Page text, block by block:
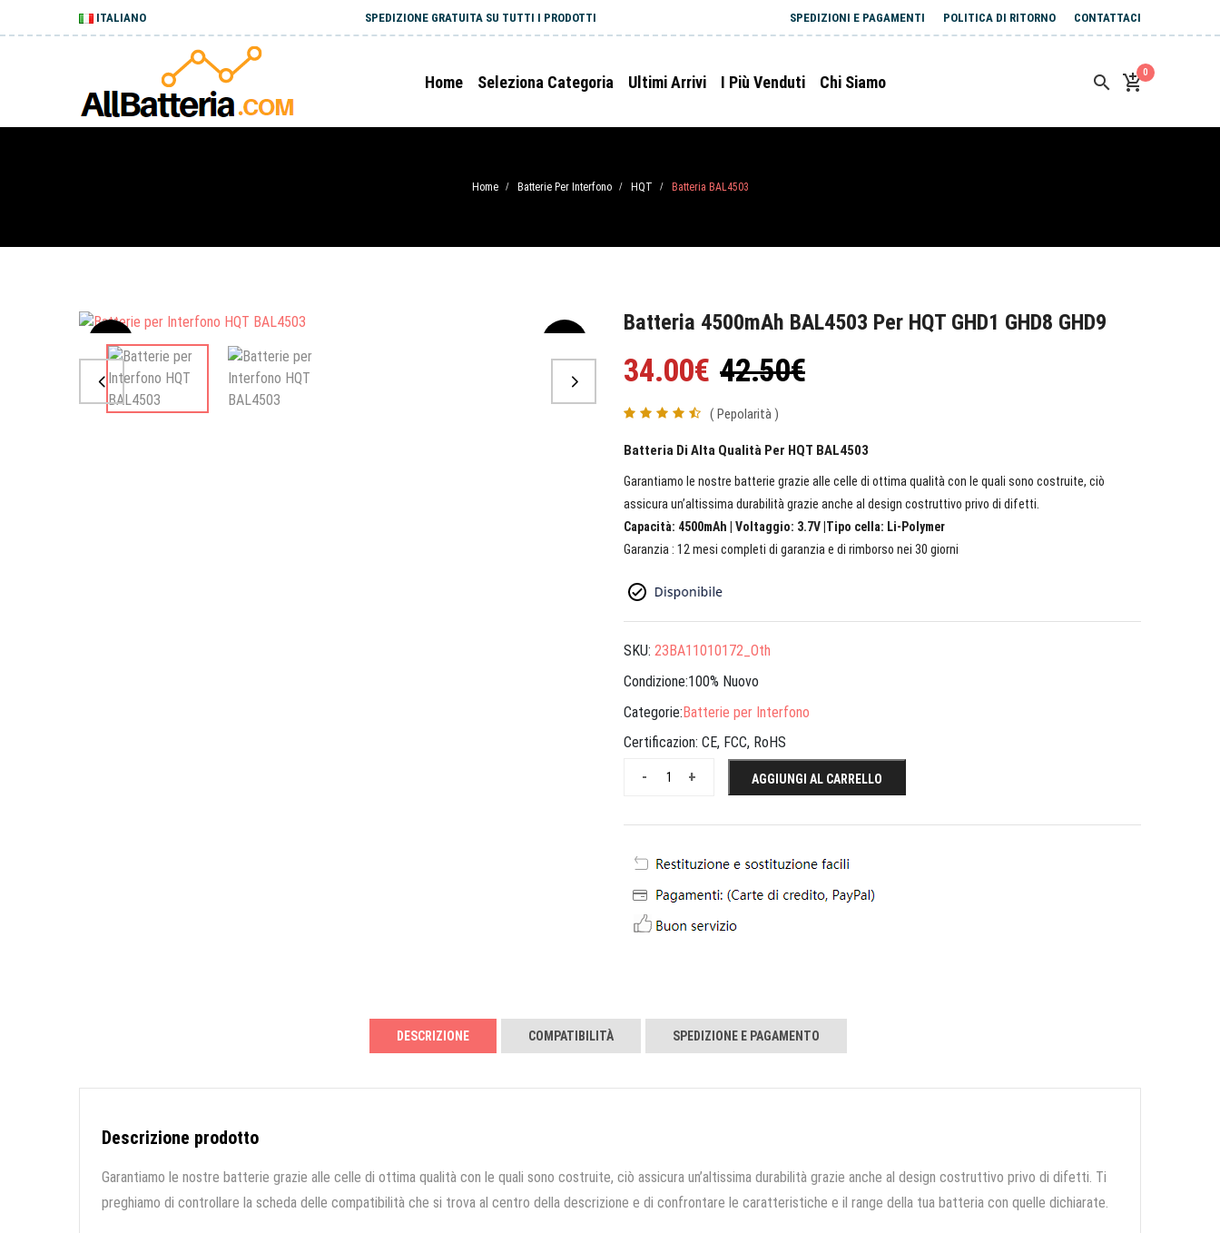
ITALIANO SPEDIZIONE GRATUITA SU TUTTI I PRODOTTI SPEDIZIONI E PAGAMENTI POLITICA DI RITORNO CONTATTACI
Home Seleziona Categoria Ultimi Arrivi I Più Venduti Chi Siamo
0
Home / Batterie Per Interfono / HQT / Batteria BAL4503
Sale
Batteria 4500mAh BAL4503 Per HQT GHD1 GHD8 GHD9
34.00€ 42.50€
( Pepolarità )
Batteria Di Alta Qualità Per HQT BAL4503
Garantiamo le nostre batterie grazie alle celle di ottima qualità con le quali sono costruite, ciò
assicura un’altissima durabilità grazie anche al design costruttivo privo di difetti.
Capacità: 4500mAh | Voltaggio: 3.7V |Tipo cella: Li-Polymer
Garanzia : 12 mesi completi di garanzia e di rimborso nei 30 giorni
SKU: 23BA11010172_Oth
Condizione:100% Nuovo
Categorie:Batterie per Interfono
Certificazion: CE, FCC, RoHS
+
- AGGIUNGI AL CARRELLO
DESCRIZIONE COMPATIBILITÀ SPEDIZIONE E PAGAMENTO
Descrizione prodotto
Garantiamo le nostre batterie grazie alle celle di ottima qualità con le quali sono costruite, ciò assicura un’altissima durabilità grazie anche al design costruttivo privo di difetti. Ti
preghiamo di controllare la scheda delle compatibilità che si trova al centro della descrizione e di confrontare le caratteristiche e il range della tua batteria con quelle dichiarate.